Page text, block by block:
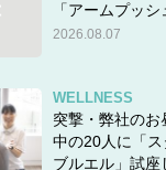
「アームプッ
2026.08.07
WELLNESS
突撃・弊社のお
中の20人に「
ブルエル」試座